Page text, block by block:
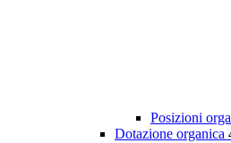
Posizioni
Dotazione organica